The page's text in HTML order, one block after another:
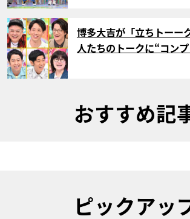
サムネイル
博多大吉が「立ちトーー
人たちのトークに“コン
おすすめ記
ピックアッ